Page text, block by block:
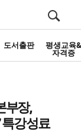
도서출판
평생교육
자격증
검색
열기/
부장,
특강 성료